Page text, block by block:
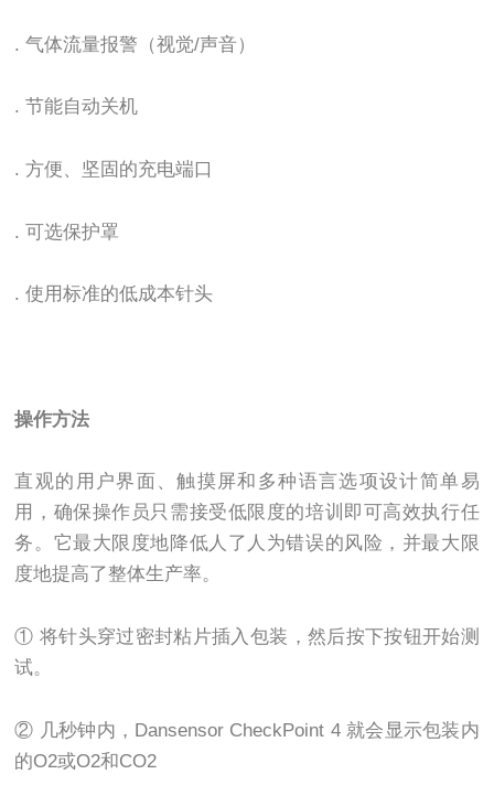
. 气体流量报警（视觉/声音）
. 节能自动关机
. 方便、坚固的充电端口
. 可选保护罩
. 使用标准的低成本针头
操作方法
直观的用户界面、触摸屏和多种语言选项设计简单易
用，确保操作员只需接受低限度的培训即可高效执行任
务。它最大限度地降低人了人为错误的风险，并最大限
度地提高了整体生产率。
① 将针头穿过密封粘片插入包装，然后按下按钮开始测
试。
② 几秒钟内，Dansensor CheckPoint 4 就会显示包装内
的O2或O2和CO2